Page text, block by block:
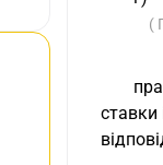
(
ставки